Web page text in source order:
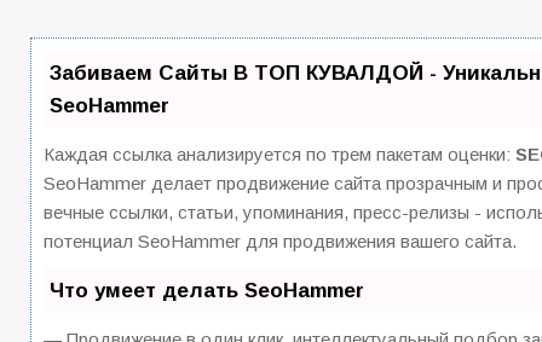
Забиваем Сайты В ТОП КУВАЛДОЙ -
SeoHammer
Каждая ссылка анализируется по трем пакетам оценки:
SeoHammer делает продвижение сайта прозрачным и
вечные ссылки, статьи, упоминания, пресс-релизы -
потенциал SeoHammer для продвижения вашего сайта.
Что умеет делать SeoHammer